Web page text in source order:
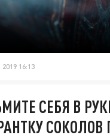
16:13
СЕБЯ В
СОКОЛОВ